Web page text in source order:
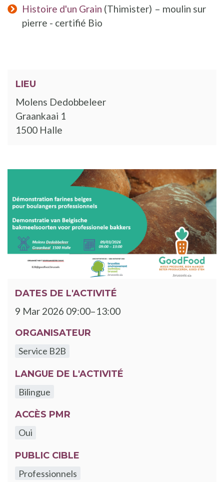
Histoire d'un Grain (Thimister) – moulin sur
pierre - certifié Bio
LIEU
Molens Dedobbeleer
Graankaai 1
1500 Halle
DATES DE L'ACTIVITÉ
9 Mar 2026 09:00–13:00
ORGANISATEUR
Service B2B
LANGUE DE L'ACTIVITÉ
Bilingue
ACCÈS PMR
Oui
PUBLIC CIBLE
Professionnels